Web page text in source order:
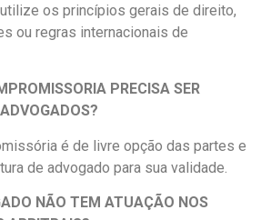
os princípios gerais de direito,
ou regras internacionais de
PRECISA SER
é de livre opção das partes e
de advogado para sua validade.
NÃO TEM ATUAÇÃO NOS